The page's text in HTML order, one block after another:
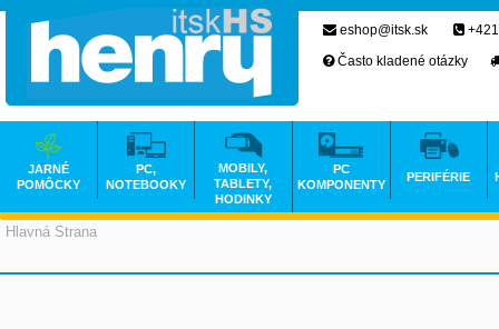
Hlavná Strana
eshop@itsk.sk
Často kladené otázky
JARNÉ
POMÔCKY
PC,
NOTEBOOKY
MOBILY,
TABLETY,
HODINKY
PC
KOMPONENTY
PERIFÉRIE